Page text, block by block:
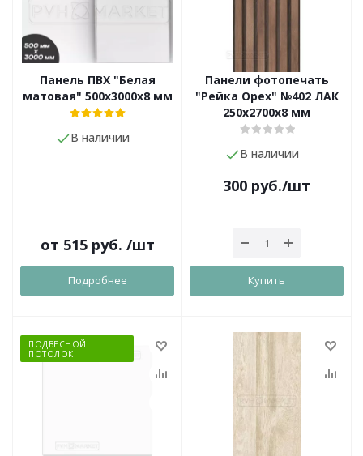
Панель ПВХ "Белая
матовая" 500х3000х8 мм
В наличии
от 515 руб. /шт
Подробнее
Панели фотопечать
"Рейка Орех" №402 ЛАК
250х2700х8 мм
В наличии
300 руб./шт
Купить
ПОДВЕСНОЙ
ПОТОЛОК